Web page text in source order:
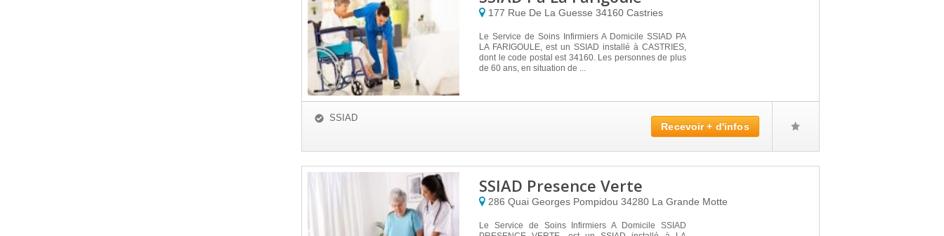
177 Rue De La Guesse 34160 Castries
Le Service de Soins Infirmiers A Domicile SSIAD PA
LA FARIGOULE, est un SSIAD installé à CASTRIES,
dont le code postal est 34160. Les personnes de plus
de 60 ans, en situation de ...
SSIAD
Recevoir + d'infos
SSIAD Presence Verte
286 Quai Georges Pompidou 34280 La Grande Motte
Le Service de Soins Infirmiers A Domicile SSIAD